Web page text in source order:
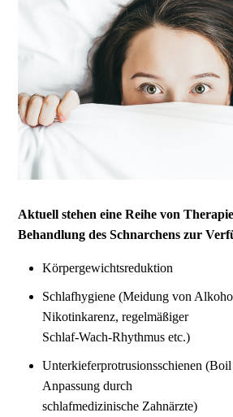
Aktuell stehen eine Reihe von
Behandlung des Schnarchens zur
Körpergewichtsreduktion
Schlafhygiene (Meidung von
Nikotinkarenz, regelmäßiger
Schlaf-Wach-Rhythmus etc.)
Unterkieferprotrusionsschienen
Anpassung durch
schlafmedizinische Zahnärzte)